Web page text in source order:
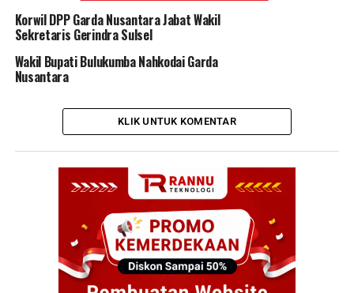
Korwil DPP Garda Nusantara Jabat Wakil
Sekretaris Gerindra Sulsel
Wakil Bupati Bulukumba Nahkodai Garda
Nusantara
KLIK UNTUK KOMENTAR